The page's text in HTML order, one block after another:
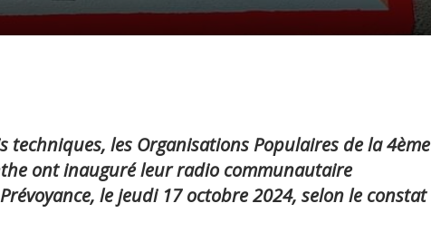
techniques, les Organisations Populaires de la 4ème
ont inauguré leur radio communautaire
le jeudi 17 octobre 2024, selon le constat